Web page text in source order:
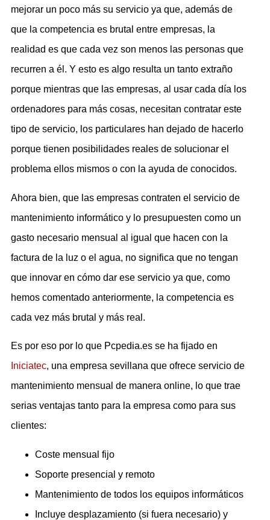
mejorar un poco más su servicio ya que, además de
que la competencia es brutal entre empresas, la
realidad es que cada vez son menos las personas que
recurren a él. Y esto es algo resulta un tanto extraño
porque mientras que las empresas, al usar cada día los
ordenadores para más cosas, necesitan contratar este
tipo de servicio, los particulares han dejado de hacerlo
porque tienen posibilidades reales de solucionar el
problema ellos mismos o con la ayuda de conocidos.
Ahora bien, que las empresas contraten el servicio de
mantenimiento informático y lo presupuesten como un
gasto necesario mensual al igual que hacen con la
factura de la luz o el agua, no significa que no tengan
que innovar en cómo dar ese servicio ya que, como
hemos comentado anteriormente, la competencia es
cada vez más brutal y más real.
Es por eso por lo que Pcpedia.es se ha fijado en
Iniciatec, una empresa sevillana que ofrece servicio de
mantenimiento mensual de manera online, lo que trae
serias ventajas tanto para la empresa como para sus
clientes:
Coste mensual fijo
Soporte presencial y remoto
Mantenimiento de todos los equipos informáticos
Incluye desplazamiento (si fuera necesario) y